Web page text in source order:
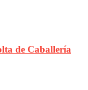
de Caballería